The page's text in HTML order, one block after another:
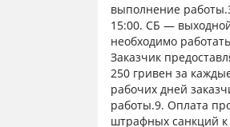
выполнение
15:00. СБ —
необходимо
Заказчик
250 гривен за
рабочих дней
работы.9. Оплата
штрафных санкций